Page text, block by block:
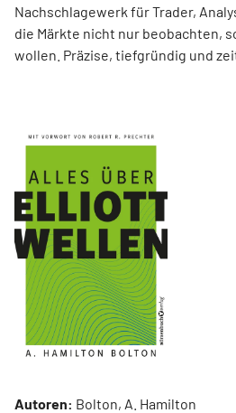
Nachschlagewerk für Trader,
die Märkte nicht nur beobachten,
wollen. Präzise, tiefgründig und
Autoren: Bolton, A. Hamilton